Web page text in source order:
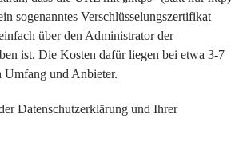
sogenanntes Verschlüsselungszertifikat
über den Administrator der
ist. Die Kosten dafür liegen bei etwa 3-7
Umfang und Anbieter.
Datenschutzerklärung und Ihrer